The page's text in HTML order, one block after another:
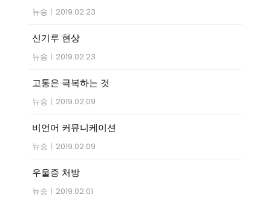
뉴송 | 2019.02.23
신기루 현상
뉴송 | 2019.02.23
고통은 극복하는 것
뉴송 | 2019.02.09
비언어 커뮤니케이션
뉴송 | 2019.02.09
우울증 처방
뉴송 | 2019.02.01